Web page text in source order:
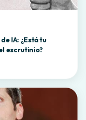
IA: ¿Está tu
escrutinio?